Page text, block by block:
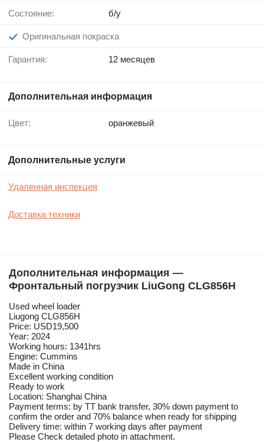
Состояние: б/у
Оригинальная покраска
Гарантия: 12 месяцев
Дополнительная информация
Цвет: оранжевый
Дополнительные услуги
Удаленная инспекция
Доставка техники
Дополнительная информация —
Фронтальный погрузчик LiuGong CLG856H
Used wheel loader
Liugong CLG856H
Price: USD19,500
Year: 2024
Working hours: 1341hrs
Engine: Cummins
Made in China
Excellent working condition
Ready to work
Location: Shanghai China
Payment terms: by TT bank transfer, 30% down payment to
confirm the order and 70% balance when ready for shipping
Delivery time: within 7 working days after payment
Please Check detailed photo in attachment.